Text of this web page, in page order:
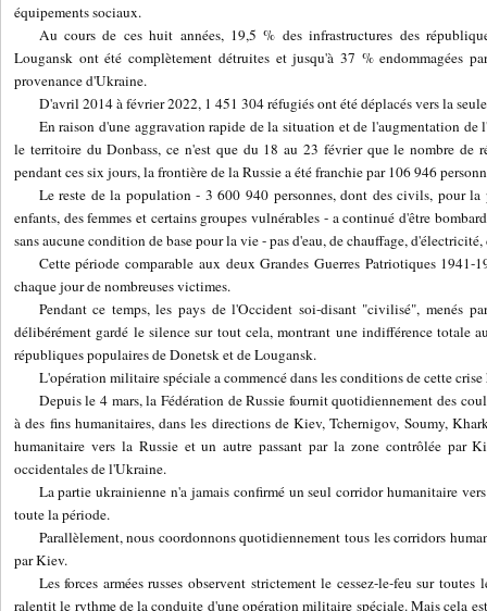
équipements sociaux.
Au cours de ces huit années, 19,5 % des infrastructures des
Lougansk ont ​​été complètement détruites et jusqu'à 37 % endommagées
provenance d'Ukraine.
D'avril 2014 à février 2022, 1 451 304 réfugiés ont été déplacés vers la
En raison d'une aggravation rapide de la situation et de l'augmentation de
le territoire du Donbass, ce n'est que du 18 au 23 février que le nombre de
pendant ces six jours, la frontière de la Russie a été franchie par 106 946
Le reste de la population - 3 600 940 personnes, dont des civils, pour la
enfants, des femmes et certains groupes vulnérables - a continué d'être
sans aucune condition de base pour la vie - pas d'eau, de chauffage,
Cette période comparable aux deux Grandes Guerres Patriotiques 1941-
chaque jour de nombreuses victimes.
Pendant ce temps, les pays de l'Occident soi-disant "civilisé", menés
délibérément gardé le silence sur tout cela, montrant une indifférence totale
républiques populaires de Donetsk et de Lougansk.
L'opération militaire spéciale a commencé dans les conditions de cette
Depuis le 4 mars, la Fédération de Russie fournit quotidiennement des
à des fins humanitaires, dans les directions de Kiev, Tchernigov, Soumy,
humanitaire vers la Russie et un autre passant par la zone contrôlée par
occidentales de l'Ukraine.
La partie ukrainienne n'a jamais confirmé un seul corridor humanitaire
toute la période.
Parallèlement, nous coordonnons quotidiennement tous les corridors
par Kiev.
Les forces armées russes observent strictement le cessez-le-feu sur
ralentit le rythme de la conduite d'une opération militaire spéciale. Mais cela